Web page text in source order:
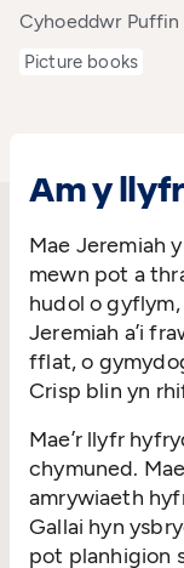
Cyhoeddwr Puffin
Picture books
Am y
Mae Jeremiah
mewn pot a
hudol o
Jeremiah a’i
fflat, o
Crisp blin yn
Mae’r llyfr
chymuned.
amrywiaeth
Gallai hyn
pot planhigion